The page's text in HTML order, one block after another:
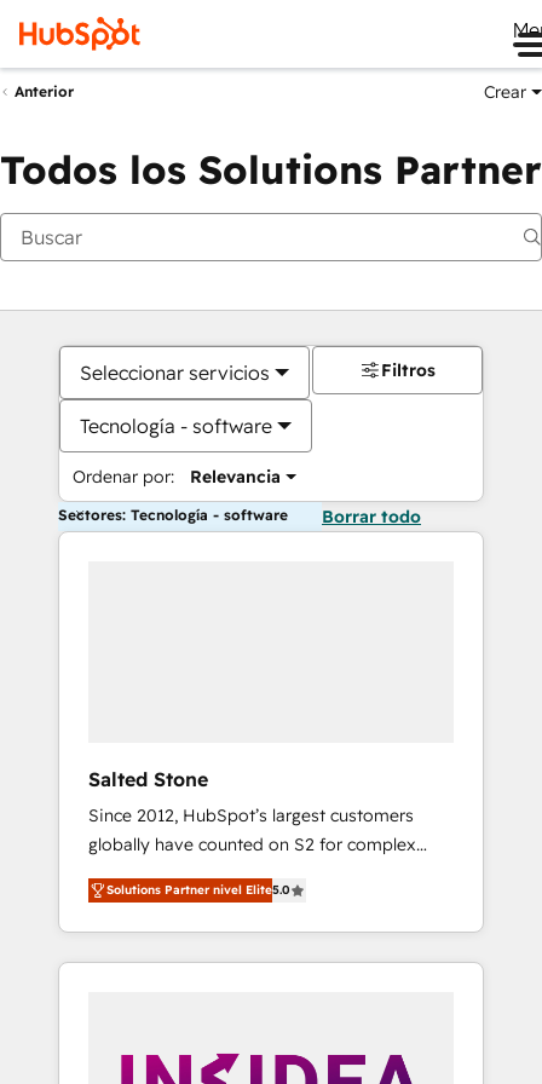
Anterior Crear
Todos los Solutions Partner
Seleccionar servicios
Tecnología - software
Ordenar por: Relevancia
Filtros
Sectores: Tecnología - software Borrar todo
Salted Stone
Since 2012, HubSpot’s largest customers
globally have counted on S2 for complex
migrations, change management, systems
integration, and creative solutions that
deliver measurable impact and transform
brand experiences As one of the few full-
globally regionalized HubSpot websites,
Solutions Partner nivel Elite5.0